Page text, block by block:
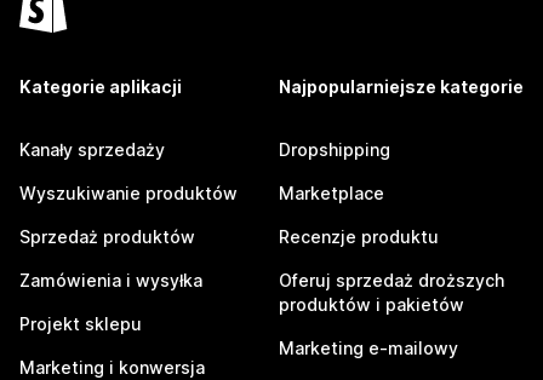
Kategorie aplikacji
Kanały sprzedaży
Wyszukiwanie produktów
Sprzedaż produktów
Zamówienia i wysyłka
Projekt sklepu
Marketing i konwersja
Najpopularniejsze kategorie
Dropshipping
Marketplace
Recenzje produktu
Oferuj sprzedaż droższych
produktów i pakietów
Marketing e-mailowy